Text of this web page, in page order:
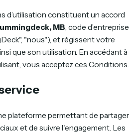
d’utilisation constituent un accord
MB, code d’entreprise
"nous"), et régissent votre
que son utilisation. En accédant à
vous acceptez ces Conditions.
plateforme permettant de partager
et de suivre l'engagement. Les